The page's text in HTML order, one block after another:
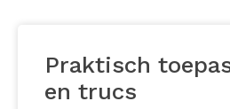
Praktisch
en trucs